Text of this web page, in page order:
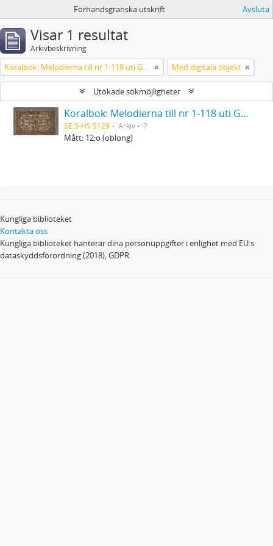
Förhandsgranska utskrift Avsluta
Visar 1 resultat
Arkivbeskrivning
Koralbok: Melodierna till nr 1-118 uti Gamla Psalmboken, enstämmigt satta Med digitala objekt
Utökade sökmöjligheter
Koralbok: Melodierna till nr 1-118 uti Gamla Psalmboken, enstämmigt satta
SE S-HS S129 Arkiv ?
Mått: 12:o (oblong)
Kungliga biblioteket
Kontakta oss
Kungliga biblioteket hanterar dina personuppgifter i enlighet med EU:s
dataskyddsförordning (2018), GDPR.